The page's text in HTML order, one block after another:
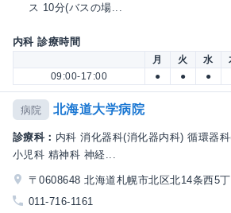
ス 10分(バスの場...
内科 診療時間
月 火 水
09:00-17:00
● ● ●
病院 北海道大学病院
診療科： 内科 消化器科(消化器内科) 循環器
小児科 精神科 神経...
〒0608648 北海道札幌市北区北14条西5丁
011-716-1161